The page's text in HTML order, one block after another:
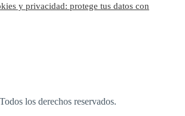
y privacidad: protege tus datos con
los derechos reservados.